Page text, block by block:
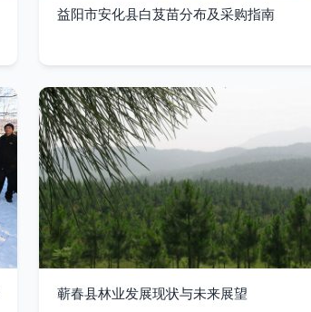
益阳市安化县白芨苗分布及采购指南
蕲春县林业发展现状与未来展望